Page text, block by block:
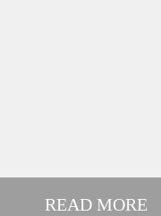
READ MORE